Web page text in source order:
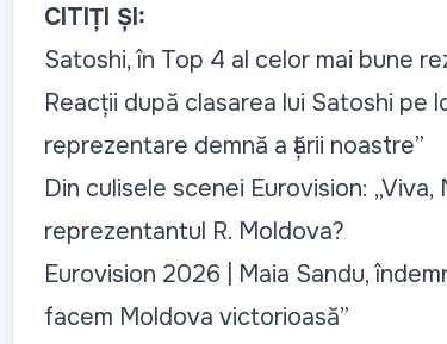
CITIȚI ȘI:
Satoshi, în Top 4 al celor mai bune
Reacții după clasarea lui Satoshi pe
reprezentare demnă a țării noastre”
Din culisele scenei Eurovision:
reprezentantul R. Moldova?
Eurovision 2026 | Maia Sandu,
facem Moldova victorioasă”